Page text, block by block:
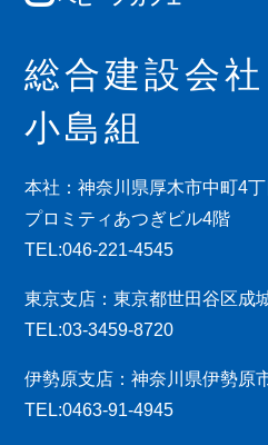
総合建設会社
小島組
本社：神奈川県厚木市中町4
プロミティあつぎビル4階
TEL:046-221-4545
東京支店：東京都世田谷区成
TEL:03-3459-8720
伊勢原支店：神奈川県伊勢原
TEL:0463-91-4945